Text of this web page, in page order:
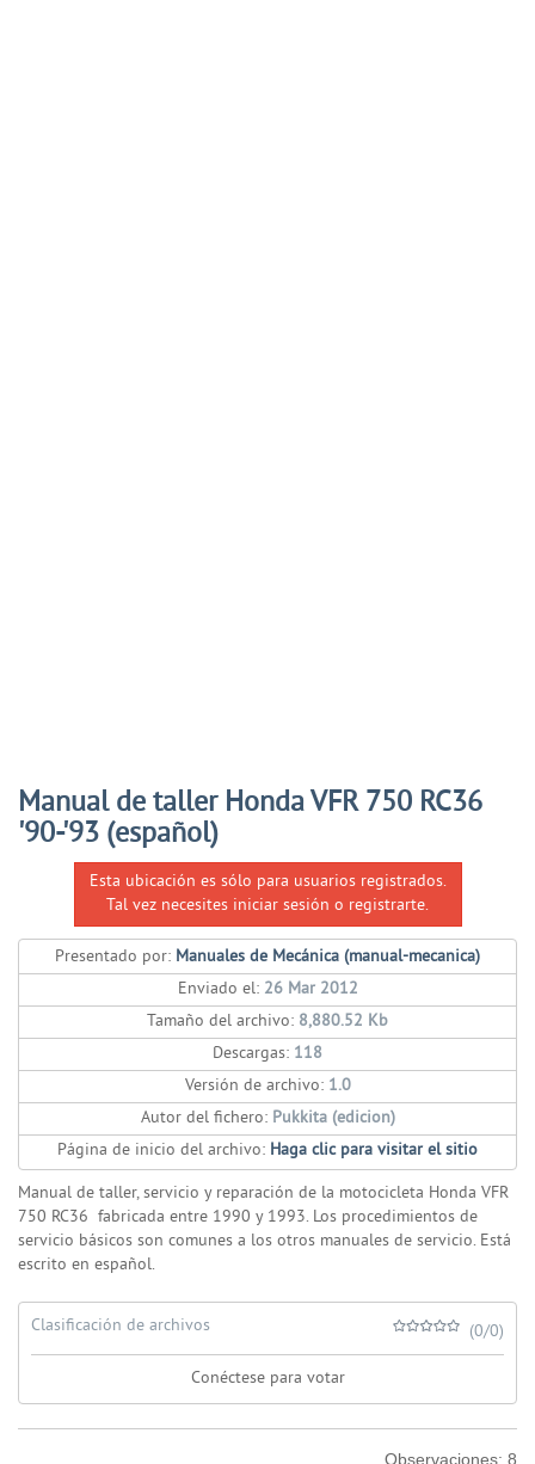
Manual de taller Honda VFR 750 RC36
'90-'93 (español)
Esta ubicación es sólo para usuarios registrados.
Tal vez necesites iniciar sesión o registrarte.
Presentado por: Manuales de Mecánica (manual-mecanica)
Enviado el: 26 Mar 2012
Tamaño del archivo: 8,880.52 Kb
Descargas: 118
Versión de archivo: 1.0
Autor del fichero: Pukkita (edicion)
Página de inicio del archivo: Haga clic para visitar el sitio
Manual de taller, servicio y reparación de la motocicleta Honda VFR
750 RC36 fabricada entre 1990 y 1993. Los procedimientos de
servicio básicos son comunes a los otros manuales de servicio. Está
escrito en español.
Clasificación de archivos (0/0)
Conéctese para votar
Observaciones: 8